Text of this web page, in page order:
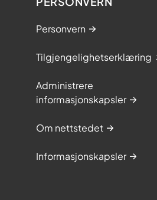
Personvern
Tilgjengelighetserklæring
Administrere
informasjonskapsler
Om nettstedet
Informasjonskapsler